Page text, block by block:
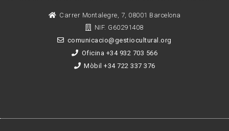
Carrer Montalegre, 7, 08001 Barcelona
NIF. G60291408
comunicacio@gestiocultural.org
Oficina +34 932 703 566
Mòbil +34 722 337 376